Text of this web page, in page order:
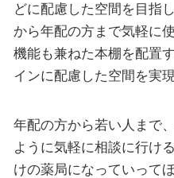
どに配慮した空間を目指
から年配の方まで気軽に
機能も兼ねた本棚を配置
インに配慮した空間を実
年配の方から若い人まで
ように気軽に相談に行け
けの薬局になっていって